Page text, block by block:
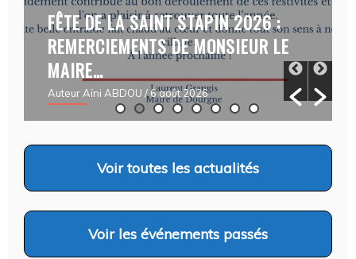
FÊTE DE LA SAINT STAPIN 2026 :
REMERCIEMENTS DE MONSIEUR LE
MAIRE…
Auteur Aïni ABDOU / 6 août 2026
Voirtoutes les actualités
Voir les événements passés